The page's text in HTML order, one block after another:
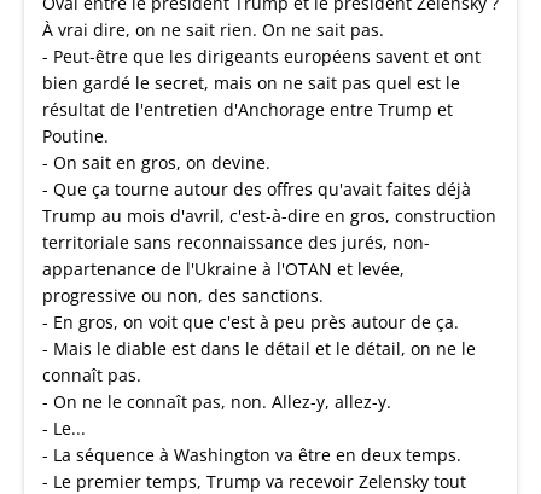
À vrai dire, on ne sait rien. On ne sait pas.
- Peut-être que les dirigeants européens savent et ont
bien gardé le secret, mais on ne sait pas quel est le
résultat de l'entretien d'Anchorage entre Trump et
Poutine.
- On sait en gros, on devine.
- Que ça tourne autour des offres qu'avait faites déjà
Trump au mois d'avril, c'est-à-dire en gros, construction
territoriale sans reconnaissance des jurés, non-
appartenance de l'Ukraine à l'OTAN et levée,
progressive ou non, des sanctions.
- En gros, on voit que c'est à peu près autour de ça.
- Mais le diable est dans le détail et le détail, on ne le
connaît pas.
- On ne le connaît pas, non. Allez-y, allez-y.
- Le...
- La séquence à Washington va être en deux temps.
- Le premier temps, Trump va recevoir Zelensky tout